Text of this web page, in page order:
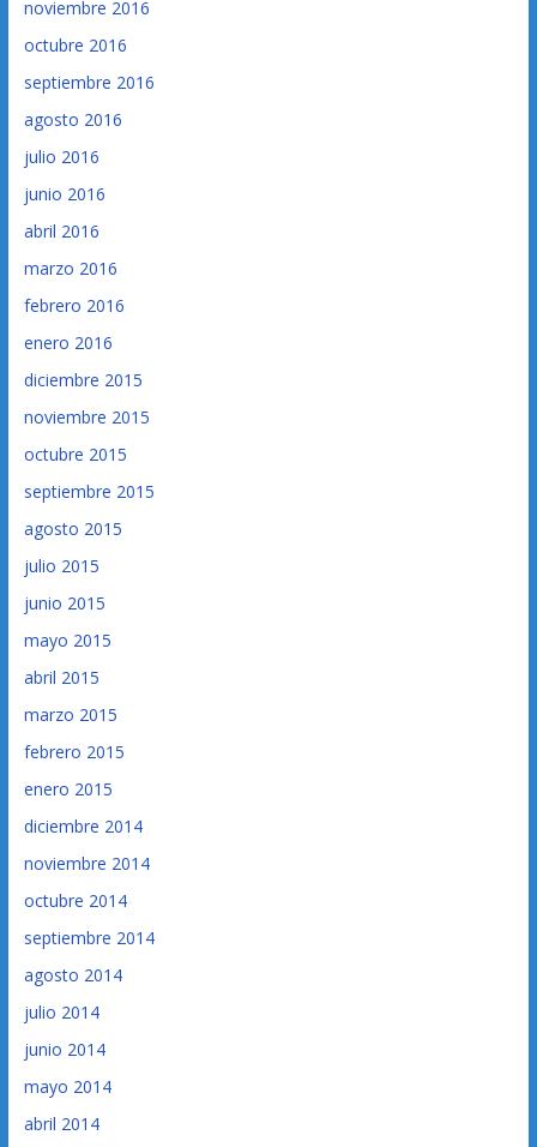
noviembre 2016
octubre 2016
septiembre 2016
agosto 2016
julio 2016
junio 2016
abril 2016
marzo 2016
febrero 2016
enero 2016
diciembre 2015
noviembre 2015
octubre 2015
septiembre 2015
agosto 2015
julio 2015
junio 2015
mayo 2015
abril 2015
marzo 2015
febrero 2015
enero 2015
diciembre 2014
noviembre 2014
octubre 2014
septiembre 2014
agosto 2014
julio 2014
junio 2014
mayo 2014
abril 2014